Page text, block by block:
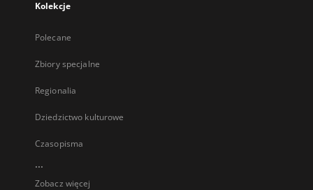
Kolekcje
Polecane
Zbiory specjalne
Regionalia
Dziedzictwo kulturowe
Czasopisma
...
Zobacz więcej